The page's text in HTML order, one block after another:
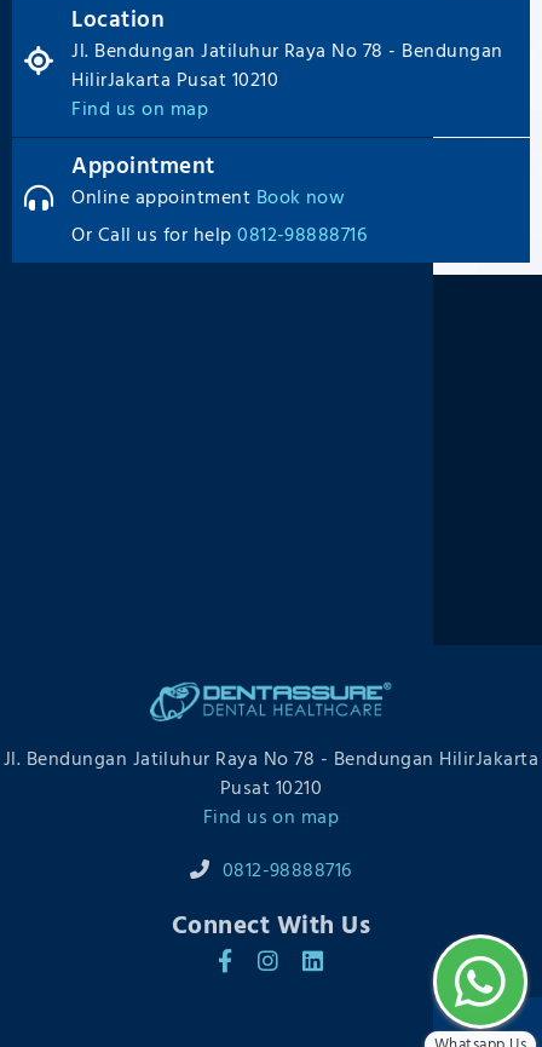
Location
Jl. Bendungan Jatiluhur Raya No 78 - Bendungan
HilirJakarta Pusat 10210
Find us on map
Appointment
Online appointment Book now
Or Call us for help0812-98888716
Jl. Bendungan Jatiluhur Raya No 78 - Bendungan HilirJakarta
Pusat 10210
Find us on map
0812-98888716
Connect With Us